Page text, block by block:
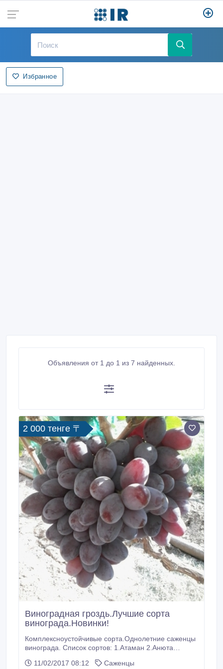
Избранное
Объявления от 1 до 1 из 7 найденных.
2 000 тенге 〒
Виноградная гроздь.Лучшие сорта
винограда.Новинки!
Комплексноустойчивые сорта.Однолетние саженцы
винограда. Список сортов: 1.Атаман 2.Анюта
7.Банкетный. 8.Валек. 9.Виктор. 10.Викинг.
11/02/2017 08:12
Саженцы